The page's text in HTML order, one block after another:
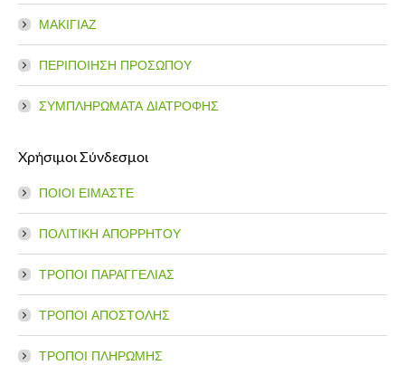
ΜΑΚΙΓΙΑΖ
ΠΕΡΙΠΟΙΗΣΗ ΠΡΟΣΩΠΟΥ
ΣΥΜΠΛΗΡΩΜΑΤΑ ΔΙΑΤΡΟΦΗΣ
Χρήσιμοι Σύνδεσμοι
ΠΟΙΟΙ ΕΙΜΑΣΤΕ
ΠΟΛΙΤΙΚΗ ΑΠΟΡΡΗΤΟΥ
ΤΡΟΠΟΙ ΠΑΡΑΓΓΕΛΙΑΣ
ΤΡΟΠΟΙ ΑΠΟΣΤΟΛΗΣ
ΤΡΟΠΟΙ ΠΛΗΡΩΜΗΣ